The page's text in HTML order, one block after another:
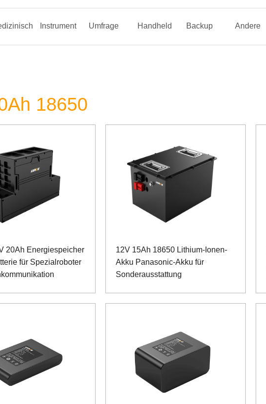
Instrument Umfrage Handheld Backup Andere
18650
20Ah Energiespeicher
für Spezialroboter
12V 15Ah 18650 Lithium-Ionen-
Akku Panasonic-Akku für
Sonderausstattung